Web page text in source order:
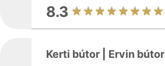
8.3
Kerti bútor | Ervin bútor